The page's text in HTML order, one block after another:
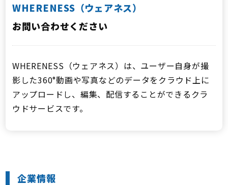
WHERENESS（ウェアネス）
お問い合わせください
WHERENESS（ウェアネス）は、ユーザー自身が撮
影した360°動画や写真などのデータをクラウド上に
アップロードし、編集、配信することができるクラ
ウドサービスです。
企業情報